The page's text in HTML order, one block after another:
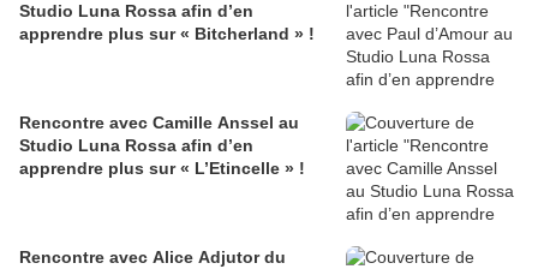
Studio Luna Rossa afin d’en
apprendre plus sur « Bitcherland » !
Rencontre avec Camille Anssel au
Studio Luna Rossa afin d’en
apprendre plus sur « L’Etincelle » !
Rencontre avec Alice Adjutor du